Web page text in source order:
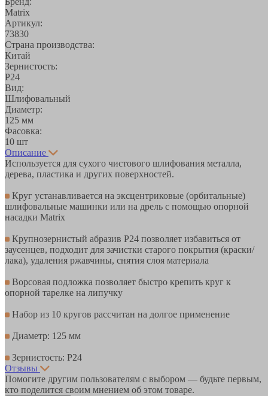
Matrix
Артикул:
73830
Страна производства:
Китай
Зернистость:
Р24
Вид:
Шлифовальный
Диаметр:
125 мм
Фасовка:
10 шт
Описание
Используется для сухого чистового шлифования металла,
дерева, пластика и других поверхностей.
Круг устанавливается на эксцентриковые (орбитальные)
шлифовальные машинки или на дрель с помощью опорной
насадки Matrix
Крупнозернистый абразив Р24 позволяет избавиться от
заусенцев, подходит для зачистки старого покрытия (краски/
лака), удаления ржавчины, снятия слоя материала
Ворсовая подложка позволяет быстро крепить круг к
опорной тарелке на липучку
Набор из 10 кругов рассчитан на долгое применение
Диаметр: 125 мм
Зернистость: P24
Отзывы
Помогите другим пользователям с выбором — будьте первым,
кто поделится своим мнением об этом товаре.